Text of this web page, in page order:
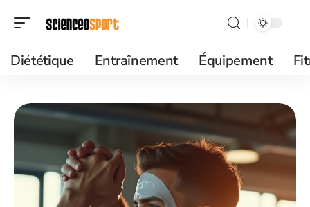
Diététique Entraînement Équipement